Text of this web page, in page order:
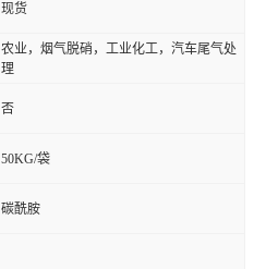
现货
农业，烟气脱硝，工业化工，汽车尾气处
理
否
50KG/袋
碳酰胺